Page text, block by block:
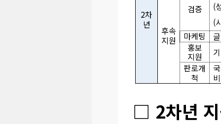
2차
년
후속
지원
검증
(
(
마케팅
홍보
지원
판로개
척
□ 2차년 지